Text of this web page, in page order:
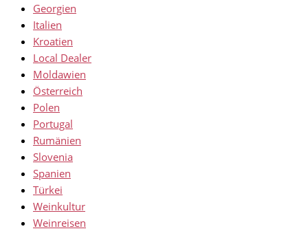
Georgien
Italien
Kroatien
Local Dealer
Moldawien
Österreich
Polen
Portugal
Rumänien
Slovenia
Spanien
Türkei
Weinkultur
Weinreisen